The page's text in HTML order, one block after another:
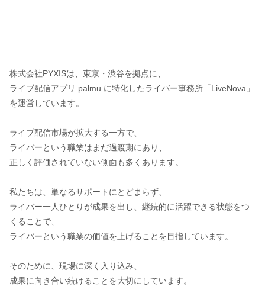
株式会社PYXISは、東京・渋谷を拠点に、
ライブ配信アプリ palmu に特化したライバー事務所「LiveNova」
を運営しています。
ライブ配信市場が拡大する一方で、
ライバーという職業はまだ過渡期にあり、
正しく評価されていない側面も多くあります。
私たちは、単なるサポートにとどまらず、
ライバー一人ひとりが成果を出し、継続的に活躍できる状態をつ
くることで、
ライバーという職業の価値を上げることを目指しています。
そのために、現場に深く入り込み、
成果に向き合い続けることを大切にしています。